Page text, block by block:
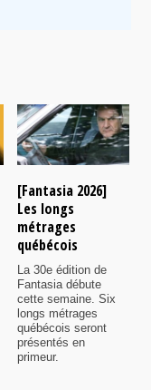
[Fantasia 2026]
Les longs
métrages
québécois
La 30e édition de
Fantasia débute
cette semaine. Six
longs métrages
québécois seront
présentés en
primeur.